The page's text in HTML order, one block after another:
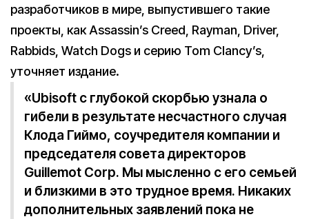
разработчиков в мире, выпустившего такие
проекты, как Assassin’s Creed, Rayman, Driver,
Rabbids, Watch Dogs и серию Tom Clancy’s,
уточняет издание.
«Ubisoft с глубокой скорбью узнала о
гибели в результате несчастного случая
Клода Гиймо, соучредителя компании и
председателя совета директоров
Guillemot Corp. Мы мысленно с его семьей
и близкими в это трудное время. Никаких
дополнительных заявлений пока не